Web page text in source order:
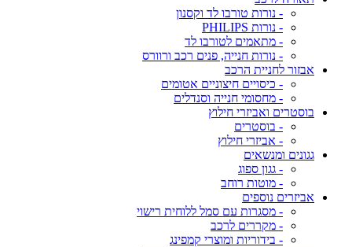
- נורות טורבו לד וקסנון
- נורות PHILIPS
- מתאמים לטורבו לד
- נורות חנייה, פנים רכב ורוורס
אבזור לחניית הרכב
- כיסויים חיצוניים אטומים
- מחסומי חנייה וסנדלים
בוסטרים ואביזרי חילוץ
- בוסטרים
- אביזרי חילוץ
גגונים ומנשאים
- גגון ספוג
- מוטות רוחב
אביזרים נוספים
- מסגרות עם סמל ללוחית רישוי
- מקררים לרכב
- בידוריות ומוצרי קמפינג